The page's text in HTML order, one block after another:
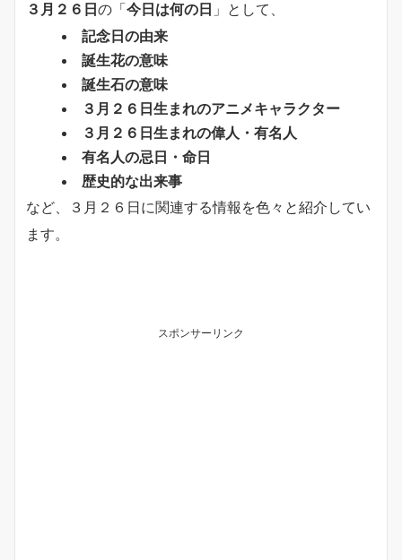
３月２６日 の「 今日は何の日 」として、
記念日の由来
誕生花の意味
誕生石の意味
３月２６日生まれのアニメキャラクター
３月２６日生まれの偉人・有名人
有名人の忌日・命日
歴史的な出来事
など、３月２６日に関連する情報を色々と紹介してい
ます。
スポンサーリンク